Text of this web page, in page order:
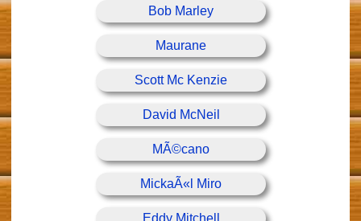
Bob Marley
Maurane
Scott Mc Kenzie
David McNeil
MÃ©cano
MickaÃ«l Miro